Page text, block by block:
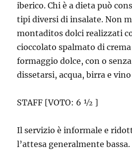
iberico. Chi è a dieta può
tipi diversi di insalate. Non
montaditos dolci realizzati
cioccolato spalmato di
formaggio dolce, con o
dissetarsi, acqua, birra e
STAFF [VOTO: 6 ½ ]
Il servizio è informale e
l’attesa generalmente